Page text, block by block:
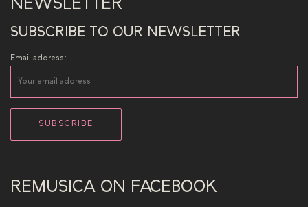
NEWSLETTER
SUBSCRIBE TO OUR NEWSLETTER
Email address:
REMUSICA ON FACEBOOK